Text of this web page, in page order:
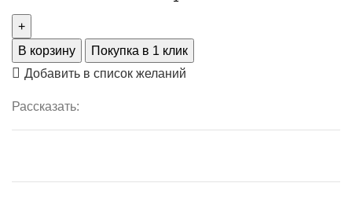
В корзину
Покупка в 1 клик
Добавить в список желаний
Рассказать: